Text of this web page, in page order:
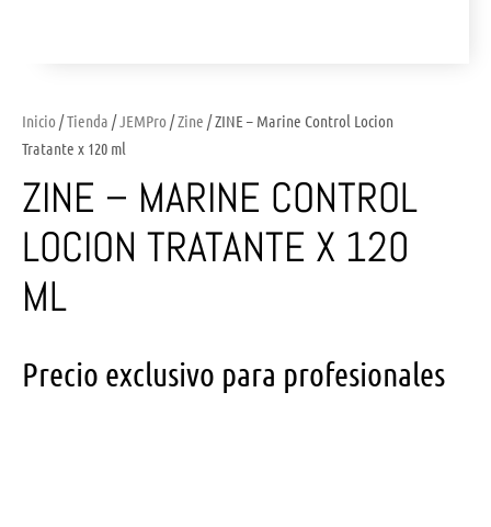
Inicio /Tienda /JEMPro /Zine / ZINE – Marine Control Locion
Tratante x 120 ml
ZINE – MARINE CONTROL
LOCION TRATANTE X 120
ML
Precio exclusivo para profesionales